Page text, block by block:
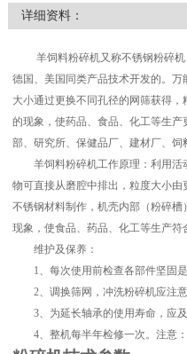
详细资料：
羊饲料粉碎机又称不锈钢粉碎机
德国、美国同类产品技术开发的。
大小通过更换不同孔径的网筛获得
的现象，使药品、食品、化工等生
部、研究所、保健品厂、建材厂、
羊饲料粉碎机工作原理：利用活
物可直接从磨腔中排出，粒度大小
不锈钢材料制作，机壳内部（粉碎
现象，使食品、药品、化工等生产符
维护及保养：
1、每次使用前检查各部件坚固
2、调换筛网，冲洗粉碎机应注意
3、为延长轴承的使用寿命，应及
4、整机每半年检修一次。注意：